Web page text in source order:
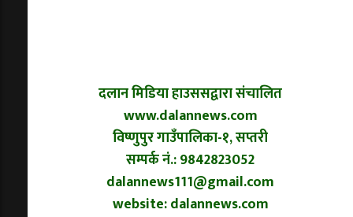
दलान मिडिया हाउससद्वारा संचालित
www.dalannews.com
विष्णुपुर गाउँपालिका-१, सप्तरी
सम्पर्क नं.: 9842823052
dalannews111@gmail.com
website: dalannews.com